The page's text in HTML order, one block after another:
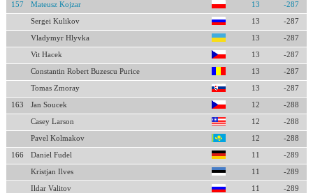
157 Mateusz Kojzar 13 -287
Sergei Kulikov 13 -287
Vladymyr Hlyvka 13 -287
Vit Hacek 13 -287
Constantin Robert Buzescu Purice 13 -287
Tomas Zmoray 13 -287
163 Jan Soucek 12 -288
Casey Larson 12 -288
Pavel Kolmakov 12 -288
166 Daniel Fudel 11 -289
Kristjan Ilves 11 -289
Ildar Valitov 11 -289